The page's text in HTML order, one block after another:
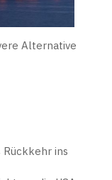
Alternative
Rückkehr ins